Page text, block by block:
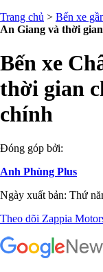
Trang chủ > Bến xe
An Giang và thời
Bến xe
thời gian
chính
Đóng góp bởi:
Anh Phùng Plus
Ngày xuất bản: Thứ
Theo dõi Zappia